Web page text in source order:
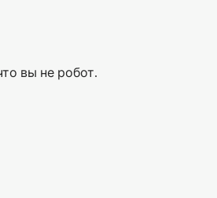
вы не робот.